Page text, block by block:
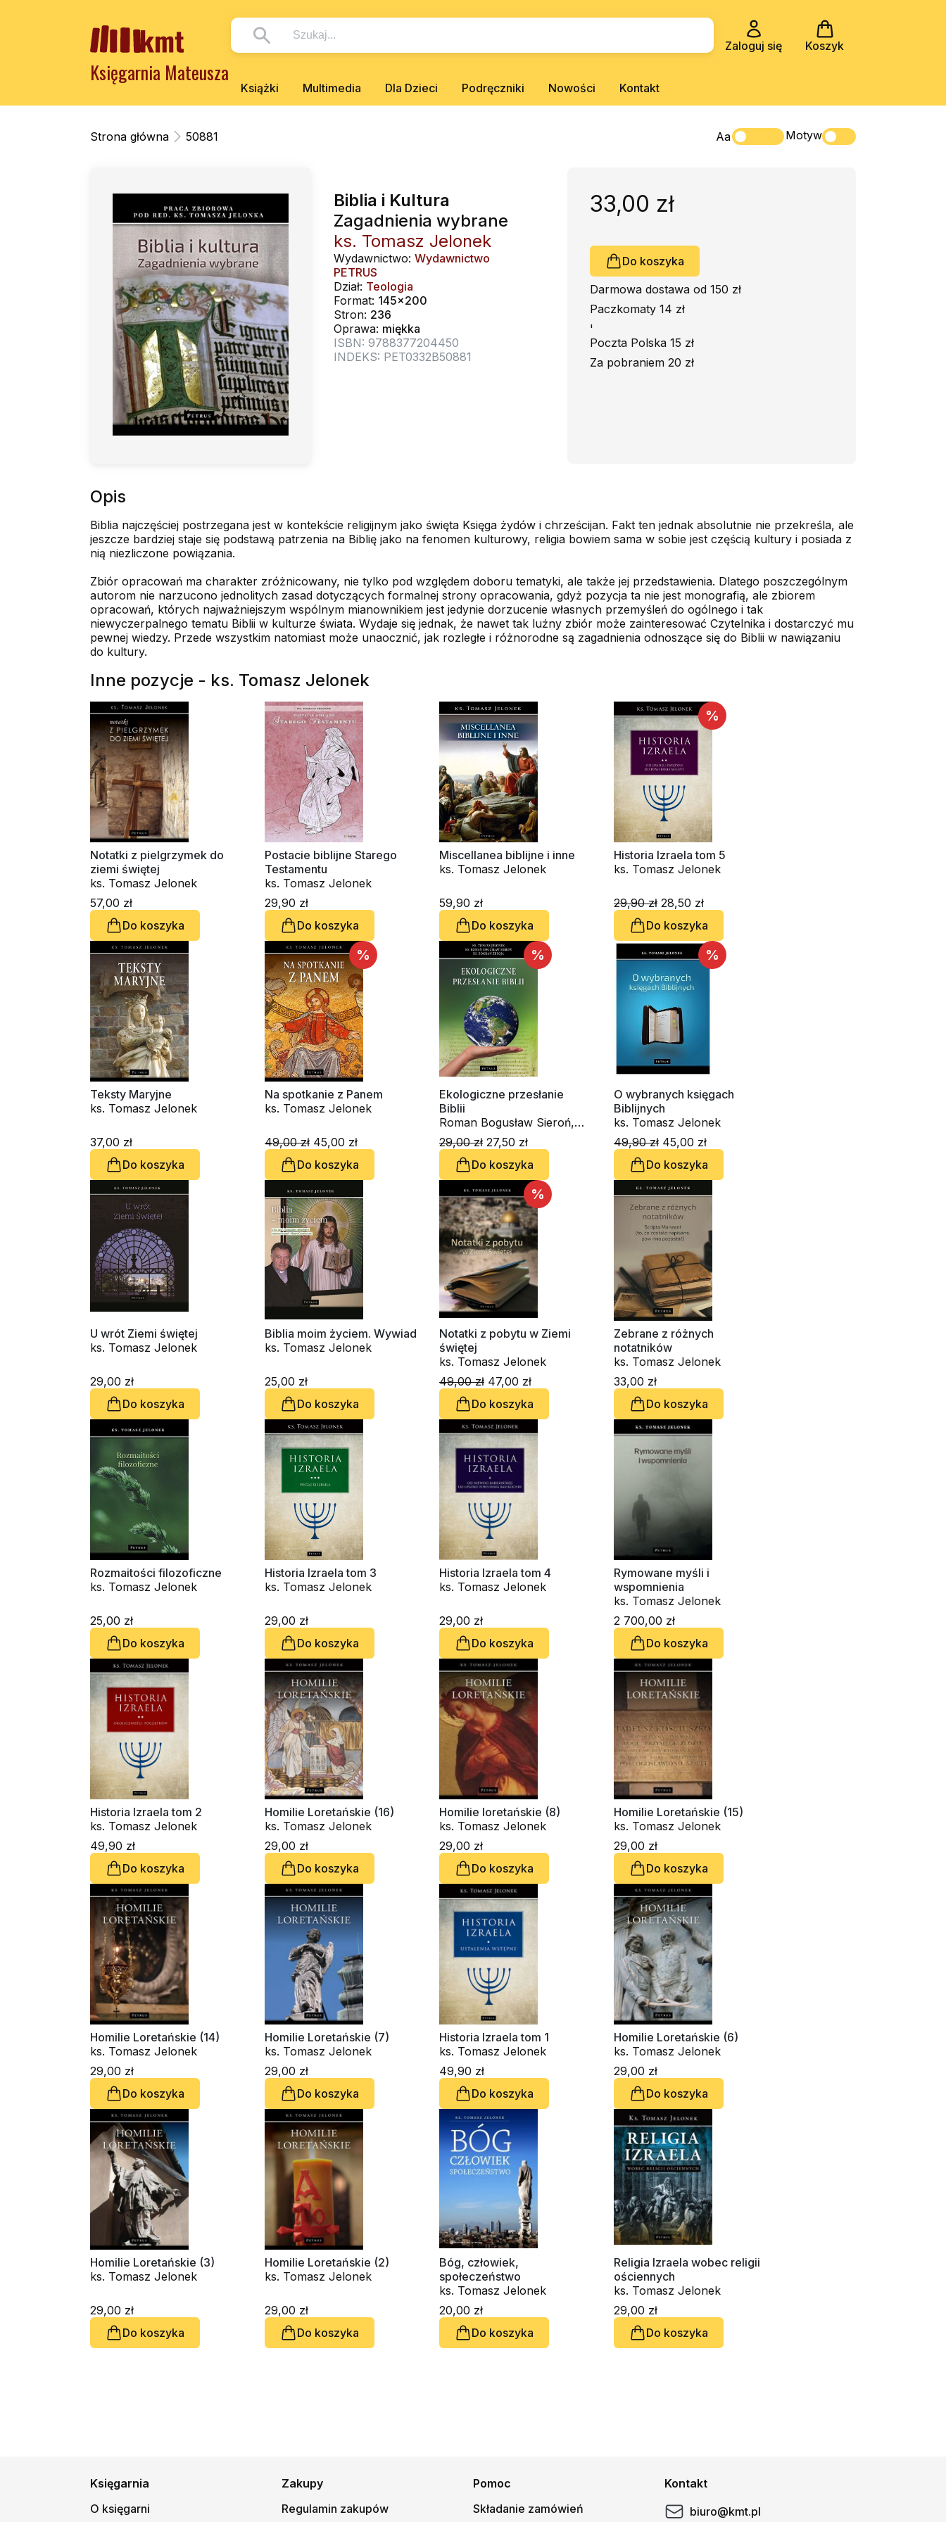
Zaloguj się Koszyk
Księgarnia Mateusza
Książki Multimedia Dla Dzieci Podręczniki Nowości Kontakt
Strona główna 50881 Aa Motyw
Biblia i Kultura
Zagadnienia wybrane
ks. Tomasz Jelonek
Wydawnictwo: Wydawnictwo
PETRUS
Dział: Teologia
Format: 145x200
Stron: 236
Oprawa: miękka
ISBN: 9788377204450
INDEKS: PET0332B50881
33,00 zł
Do koszyka
Darmowa dostawa od 150 zł
Paczkomaty 14 zł
'
Poczta Polska 15 zł
Za pobraniem 20 zł
Opis
Biblia najczęściej postrzegana jest w kontekście religijnym jako święta Księga żydów i chrześcijan. Fakt ten jednak absolutnie nie przekreśla, ale
jeszcze bardziej staje się podstawą patrzenia na Biblię jako na fenomen kulturowy, religia bowiem sama w sobie jest częścią kultury i posiada z
nią niezliczone powiązania.
Zbiór opracowań ma charakter zróżnicowany, nie tylko pod względem doboru tematyki, ale także jej przedstawienia. Dlatego poszczególnym
autorom nie narzucono jednolitych zasad dotyczących formalnej strony opracowania, gdyż pozycja ta nie jest monografią, ale zbiorem
opracowań, których najważniejszym wspólnym mianownikiem jest jedynie dorzucenie własnych przemyśleń do ogólnego i tak
niewyczerpalnego tematu Biblii w kulturze świata. Wydaje się jednak, że nawet tak luźny zbiór może zainteresować Czytelnika i dostarczyć mu
pewnej wiedzy. Przede wszystkim natomiast może unaocznić, jak rozległe i różnorodne są zagadnienia odnoszące się do Biblii w nawiązaniu
do kultury.
Inne pozycje - ks. Tomasz Jelonek
Notatki z pielgrzymek do
ziemi świętej
ks. Tomasz Jelonek
57,00 zł
Do koszyka
Postacie biblijne Starego
Testamentu
ks. Tomasz Jelonek
29,90 zł
Do koszyka
Miscellanea biblijne i inne
ks. Tomasz Jelonek
59,90 zł
Do koszyka
%
Historia Izraela tom 5
ks. Tomasz Jelonek
29,90 zł 28,50 zł
Do koszyka
Teksty Maryjne
ks. Tomasz Jelonek
37,00 zł
Do koszyka
%
Na spotkanie z Panem
ks. Tomasz Jelonek
49,00 zł 45,00 zł
Do koszyka
%
Ekologiczne przesłanie
Biblii
Roman Bogusław Sieroń,
ks. Bogdan Zbroja, ks.
Tomasz Jelonek
29,00 zł 27,50 zł
Do koszyka
%
O wybranych księgach
Biblijnych
ks. Tomasz Jelonek
49,90 zł 45,00 zł
Do koszyka
U wrót Ziemi świętej
ks. Tomasz Jelonek
29,00 zł
Do koszyka
Biblia moim życiem. Wywiad
ks. Tomasz Jelonek
25,00 zł
Do koszyka
%
Notatki z pobytu w Ziemi
świętej
ks. Tomasz Jelonek
49,00 zł 47,00 zł
Do koszyka
Zebrane z różnych
notatników
ks. Tomasz Jelonek
33,00 zł
Do koszyka
Rozmaitości filozoficzne
ks. Tomasz Jelonek
25,00 zł
Do koszyka
Historia Izraela tom 3
ks. Tomasz Jelonek
29,00 zł
Do koszyka
Historia Izraela tom 4
ks. Tomasz Jelonek
29,00 zł
Do koszyka
Rymowane myśli i
wspomnienia
ks. Tomasz Jelonek
2 700,00 zł
Do koszyka
Historia Izraela tom 2
ks. Tomasz Jelonek
49,90 zł
Do koszyka
Homilie Loretańskie (16)
ks. Tomasz Jelonek
29,00 zł
Do koszyka
Homilie loretańskie (8)
ks. Tomasz Jelonek
29,00 zł
Do koszyka
Homilie Loretańskie (15)
ks. Tomasz Jelonek
29,00 zł
Do koszyka
Homilie Loretańskie (14)
ks. Tomasz Jelonek
29,00 zł
Do koszyka
Homilie Loretańskie (7)
ks. Tomasz Jelonek
29,00 zł
Do koszyka
Historia Izraela tom 1
ks. Tomasz Jelonek
49,90 zł
Do koszyka
Homilie Loretańskie (6)
ks. Tomasz Jelonek
29,00 zł
Do koszyka
Homilie Loretańskie (3)
ks. Tomasz Jelonek
29,00 zł
Do koszyka
Homilie Loretańskie (2)
ks. Tomasz Jelonek
29,00 zł
Do koszyka
Bóg, człowiek,
społeczeństwo
ks. Tomasz Jelonek
20,00 zł
Do koszyka
Religia Izraela wobec religii
ościennych
ks. Tomasz Jelonek
29,00 zł
Do koszyka
Księgarnia
O księgarni
Zakupy
Regulamin zakupów
Pomoc
Składanie zamówień
Kontakt
biuro@kmt.pl